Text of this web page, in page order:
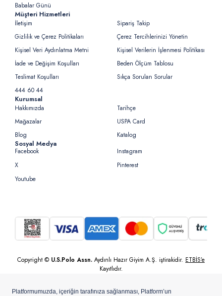
Babalar Günü
Müşteri Hizmetleri
İletişim
Sipariş Takip
Gizlilik ve Çerez Politikaları
Çerez Tercihlerinizi Yönetin
Kişisel Veri Aydınlatma Metni
Kişisel Verilerin İşlenmesi Politikası
İade ve Değişim Koşulları
Beden Ölçüm Tablosu
Teslimat Koşulları
Sıkça Sorulan Sorular
444 60 44
Kurumsal
Hakkımızda
Tarihçe
Mağazalar
USPA Card
Blog
Katalog
Sosyal Medya
Facebook
Instagram
X
Pinterest
Youtube
Copyright © U.S.Polo Assn. Aydınlı Hazır Giyim A.Ş. iştirakidir. ETBİS’e
Kayıtlıdır.